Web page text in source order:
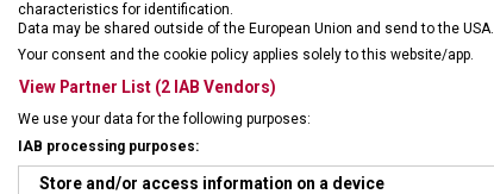
characteristics for identification.
Data may be shared outside of the European Union and send to the USA.
Your consent and the cookie policy applies solely to this website/app.
View Partner List (2 IAB Vendors)
We use your data for the following purposes:
IAB processing purposes:
Store and/or access information on a device